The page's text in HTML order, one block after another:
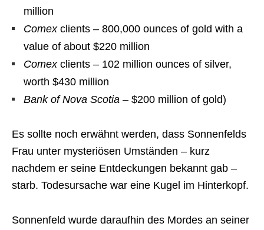
million
Comexclients – 800,000 ounces of gold with a
value of about $220 million
Comexclients – 102 million ounces of silver,
worth $430 million
Bank of Nova Scotia – $200 million of gold)
Es sollte noch erwähnt werden, dass Sonnenfelds
Frau unter mysteriösen Umständen – kurz
nachdem er seine Entdeckungen bekannt gab –
starb. Todesursache war eine Kugel im Hinterkopf.
Sonnenfeld wurde daraufhin des Mordes an seiner